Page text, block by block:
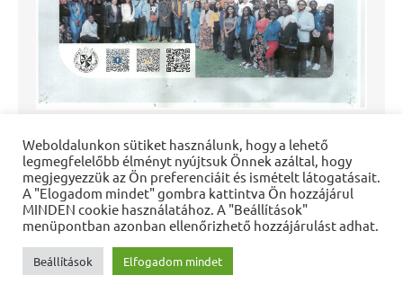
Holy mass in english
Kedves Olvasók!
Tájékoztatjuk Önöket, hogy 2021. december 1-től a
Weboldalunkon sütiket használunk, hogy a lehető
legmegfelelőbb élményt nyújtsuk Önnek azáltal, hogy
megjegyezzük az Ön preferenciáit és ismételt látogatásait.
A "Elogadom mindet" gombra kattintva Ön hozzájárul
MINDEN cookie használatához. A "Beállítások"
menüpontban azonban ellenőrizhető hozzájárulást adhat.
Beállítások Elfogadom mindet